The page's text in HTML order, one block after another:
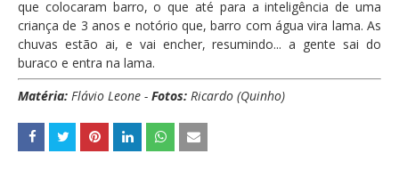
que colocaram barro, o que até para a inteligência de uma
criança de 3 anos e notório que, barro com água vira lama. As
chuvas estão ai, e vai encher, resumindo... a gente sai do
buraco e entra na lama.
Matéria: Flávio Leone - Fotos: Ricardo (Quinho)